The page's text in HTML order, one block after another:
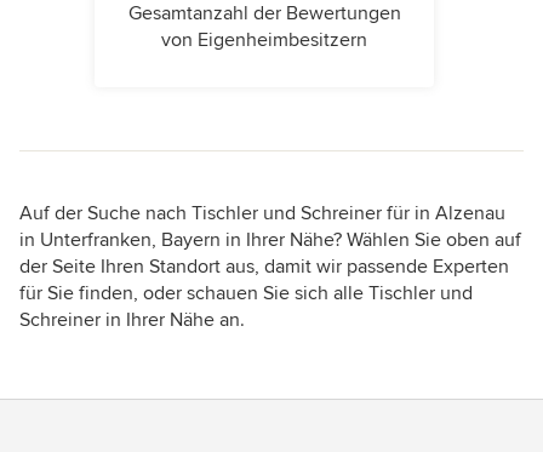
Gesamtanzahl der Bewertungen
von Eigenheimbesitzern
Auf der Suche nach Tischler und Schreiner für in Alzenau
in Unterfranken, Bayern in Ihrer Nähe? Wählen Sie oben auf
der Seite Ihren Standort aus, damit wir passende Experten
für Sie finden, oder schauen Sie sich alle Tischler und
Schreiner in Ihrer Nähe an.